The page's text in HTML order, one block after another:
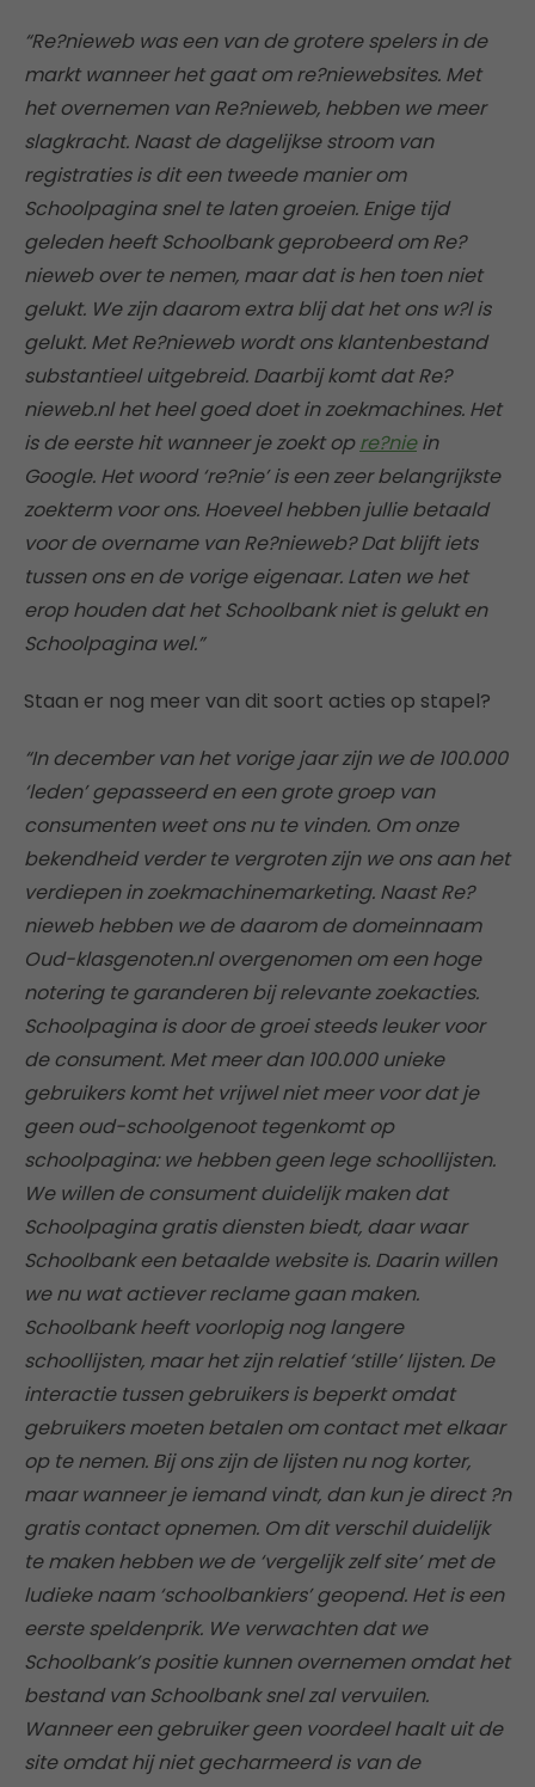
“Re?nieweb was een van de grotere spelers in de
markt wanneer het gaat om re?niewebsites. Met
het overnemen van Re?nieweb, hebben we meer
slagkracht. Naast de dagelijkse stroom van
registraties is dit een tweede manier om
Schoolpagina snel te laten groeien. Enige tijd
geleden heeft Schoolbank geprobeerd om Re?
nieweb over te nemen, maar dat is hen toen niet
gelukt. We zijn daarom extra blij dat het ons w?l is
gelukt. Met Re?nieweb wordt ons klantenbestand
substantieel uitgebreid. Daarbij komt dat Re?
nieweb.nl het heel goed doet in zoekmachines. Het
is de eerste hit wanneer je zoekt opre?niein
Google. Het woord ‘re?nie’ is een zeer belangrijkste
zoekterm voor ons. Hoeveel hebben jullie betaald
voor de overname van Re?nieweb? Dat blijft iets
tussen ons en de vorige eigenaar. Laten we het
erop houden dat het Schoolbank niet is gelukt en
Schoolpagina wel.”
Staan er nog meer van dit soort acties op stapel?
“In december van het vorige jaar zijn we de 100.000
‘leden’ gepasseerd en een grote groep van
consumenten weet ons nu te vinden. Om onze
bekendheid verder te vergroten zijn we ons aan het
verdiepen in zoekmachinemarketing. Naast Re?
nieweb hebben we de daarom de domeinnaam
Oud-klasgenoten.nl overgenomen om een hoge
notering te garanderen bij relevante zoekacties.
Schoolpagina is door de groei steeds leuker voor
de consument. Met meer dan 100.000 unieke
gebruikers komt het vrijwel niet meer voor dat je
geen oud-schoolgenoot tegenkomt op
schoolpagina: we hebben geen lege schoollijsten.
We willen de consument duidelijk maken dat
Schoolpagina gratis diensten biedt, daar waar
Schoolbank een betaalde website is. Daarin willen
we nu wat actiever reclame gaan maken.
Schoolbank heeft voorlopig nog langere
schoollijsten, maar het zijn relatief ‘stille’ lijsten. De
interactie tussen gebruikers is beperkt omdat
gebruikers moeten betalen om contact met elkaar
op te nemen. Bij ons zijn de lijsten nu nog korter,
maar wanneer je iemand vindt, dan kun je direct ?n
gratis contact opnemen. Om dit verschil duidelijk
te maken hebben we de ‘vergelijk zelf site’ met de
ludieke naam ‘schoolbankiers’ geopend. Het is een
eerste speldenprik. We verwachten dat we
Schoolbank’s positie kunnen overnemen omdat het
bestand van Schoolbank snel zal vervuilen.
Wanneer een gebruiker geen voordeel haalt uit de
site omdat hij niet gecharmeerd is van de